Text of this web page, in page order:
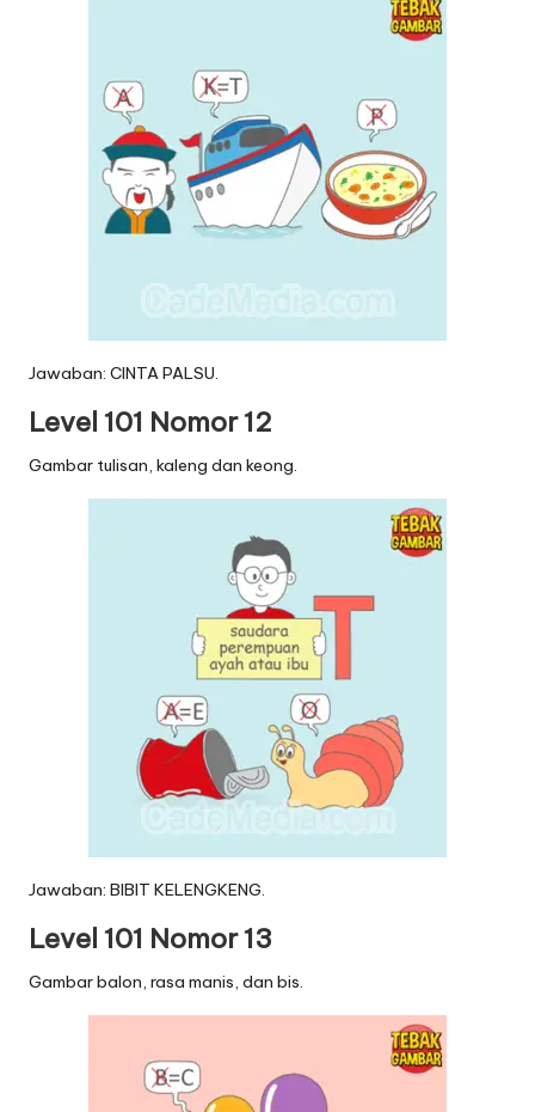
Jawaban: CINTA PALSU.
Level 101 Nomor 12
Gambar tulisan, kaleng dan keong.
Jawaban: BIBIT KELENGKENG.
Level 101 Nomor 13
Gambar balon, rasa manis, dan bis.